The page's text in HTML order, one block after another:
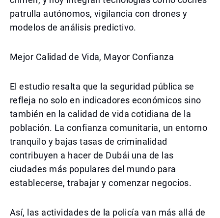
patrulla autónomos, vigilancia con drones y
modelos de análisis predictivo.
Mejor Calidad de Vida, Mayor Confianza
El estudio resalta que la seguridad pública se
refleja no solo en indicadores económicos sino
también en la calidad de vida cotidiana de la
población. La confianza comunitaria, un entorno
tranquilo y bajas tasas de criminalidad
contribuyen a hacer de Dubái una de las
ciudades más populares del mundo para
establecerse, trabajar y comenzar negocios.
Así, las actividades de la policía van más allá de